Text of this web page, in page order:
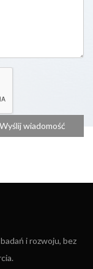
i rozwoju, bez